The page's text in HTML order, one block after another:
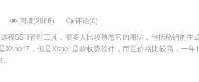
阅读(2968)
评论(0)
程SSH管理工具，很多人比较熟悉它的用法，包括秘钥的生
Xshell7，但是Xshell是款收费软件，而且价格比较高，一年